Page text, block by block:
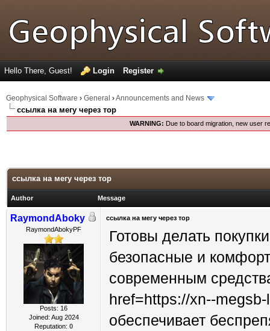
Hello There, Guest! Login Register
Geophysical Software › General ›Announcements and News
ссылка на мегу через тор
WARNING: Due to board migration, new user
ссылка на мегу через тор
Author Message
RaymondAboky
RaymondAbokyPF
Posts: 16
Joined: Aug 2024
Reputation: 0
ссылка на мегу через тор
Готовы делать
безопасные и
современным
href=https://xn--
обеспечивает